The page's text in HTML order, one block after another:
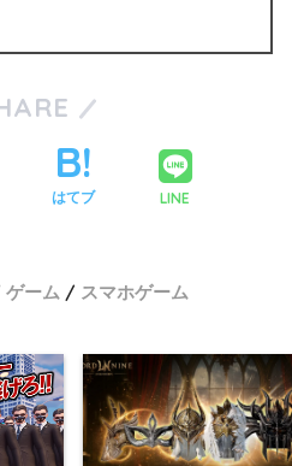
はてブ LINE
ゲーム スマホゲーム